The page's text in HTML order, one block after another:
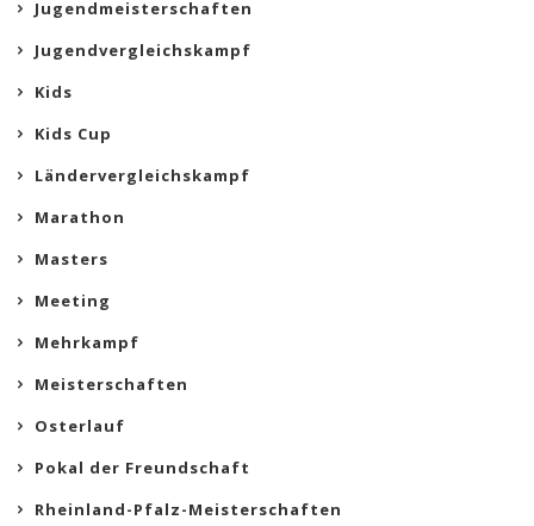
Jugendmeisterschaften
Jugendvergleichskampf
Kids
Kids Cup
Ländervergleichskampf
Marathon
Masters
Meeting
Mehrkampf
Meisterschaften
Osterlauf
Pokal der Freundschaft
Rheinland-Pfalz-Meisterschaften